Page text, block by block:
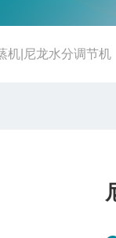
机|尼龙水分调节机